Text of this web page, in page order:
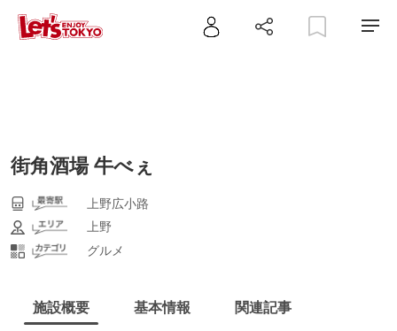
街角酒場 牛べぇ
上野広小路
上野
グルメ
施設概要 基本情報 関連記事